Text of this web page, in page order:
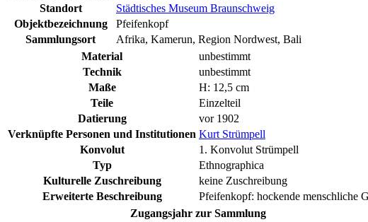
Standort
Städtisches Museum Braunschweig
Objektbezeichnung
Pfeifenkopf
Sammlungsort
Afrika, Kamerun, Region Nordwest, Bali
Material
unbestimmt
Technik
unbestimmt
Maße
H: 12,5 cm
Teile
Einzelteil
Datierung
vor 1902
Verknüpfte Personen und Institutionen Kurt Strümpell
Konvolut
1. Konvolut Strümpell
Typ
Ethnographica
Kulturelle Zuschreibung
keine Zuschreibung
Erweiterte Beschreibung
Pfeifenkopf: hockende menschliche
Zugangsjahr zur Sammlung